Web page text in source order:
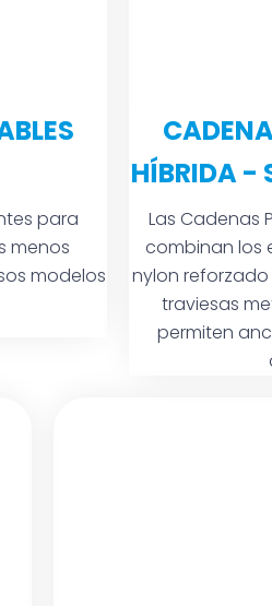
para
menos
modelos
HÍBRIDA -
Las Cadenas
combinan los
nylon
traviesas
permiten